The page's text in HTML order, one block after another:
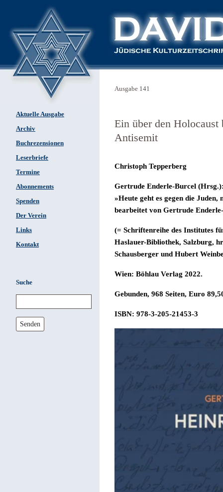
Aktuelle Ausgabe
Archiv
Buchrezensionen
Leserbriefe
Termine
Abonnements
Spenden
Der Verein
Links
Kontakt
Suche
Senden
Ausgabe 141
Ein über den
Antisemit
Christoph Tepperberg
Gertrude Enderle-Burcel
»Heute geht es gegen die
bearbeitet von Gertrude
(= Schriftenreihe des Institutes
Haslauer-Bibliothek, Salzburg,
Schausberger und Hubert
Wien: Böhlau Verlag 2022.
Gebunden, 968 Seiten, Euro
ISBN: 978-3-205-21453-3